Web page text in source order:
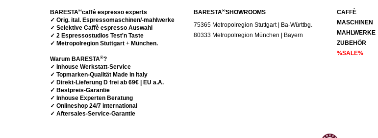
BARESTA®caffè espresso experts
✓ Orig. ital. Espressomaschinen/-mahlwerke
✓ Selektive Caffè espresso Auswahl
✓ 2 Espressostudios Test'n Taste
✓ Metropolregion Stuttgart + München.
Warum BARESTA®?
✓ Inhouse Werkstatt-Service
✓ Topmarken-Qualität Made in Italy
✓ Direkt-Lieferung D frei ab 69€ | EU a.A.
✓ Bestpreis-Garantie
✓ Inhouse Experten Beratung
✓ Onlineshop 24/7 international
✓ Aftersales-Service-Garantie
BARESTA®SHOWROOMS
75365 Metropolregion Stuttgart | Ba-Württbg.
80333 Metropolregion München | Bayern
CAFFÈ
MASCHINEN
MAHLWERKE
ZUBEHÖR
%SALE%